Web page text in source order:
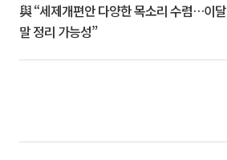
與 “세제개편안 다양한 목소리 수렴…이달
말 정리 가능성”